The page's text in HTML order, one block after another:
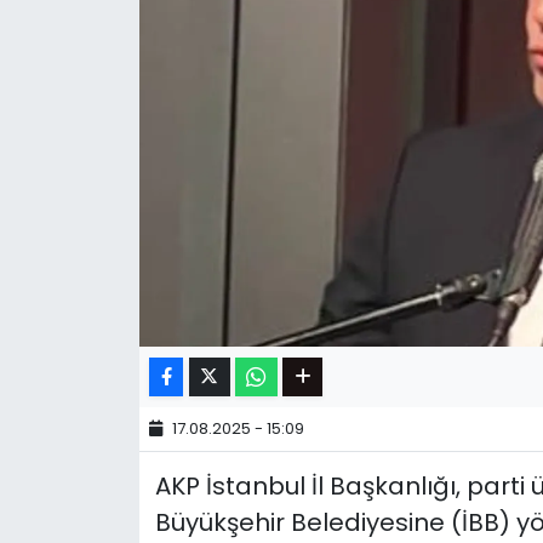
17.08.2025 - 15:09
AKP İstanbul İl Başkanlığı,
Büyükşehir Belediyesine (İBB)